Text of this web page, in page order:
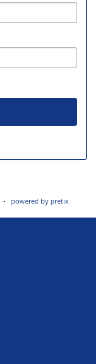
powered by pretix